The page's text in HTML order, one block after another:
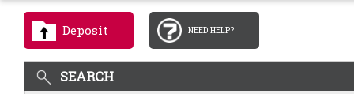
Deposit NEED HELP?
SEARCH